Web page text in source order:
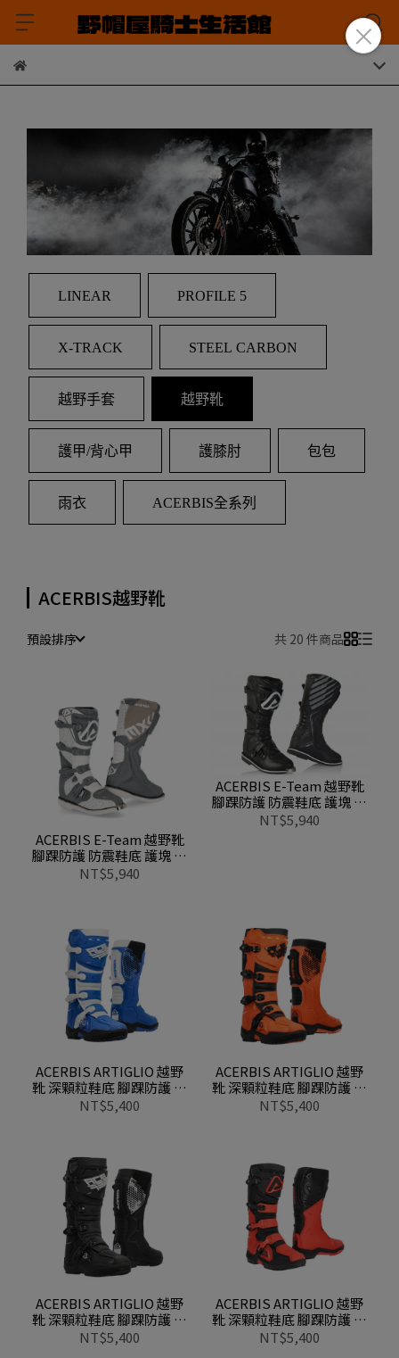
LINEAR PROFILE 5
X-TRACK STEEL CARBON
越野手套 越野靴
護甲/背心甲 護膝肘 包包
雨衣 ACERBIS全系列
ACERBIS越野靴
預設排序 共 20 件商品
ACERBIS E-Team 越野靴
腳踝防護 防震鞋底 護塊 扣
帶 0024551 287灰白
NT$5,940
ACERBIS E-Team 越野靴
腳踝防護 防震鞋底 護塊 扣
帶 0024551 090黑
NT$5,940
ACERBIS ARTIGLIO 越野
靴 深顆粒鞋底 腳踝防護 扣
帶 0030006 245藍白
NT$5,400
ACERBIS ARTIGLIO 越野
靴 深顆粒鞋底 腳踝防護 扣
帶 0030006 209橘黑
NT$5,400
ACERBIS ARTIGLIO 越野
靴 深顆粒鞋底 腳踝防護 扣
帶 0030006 090黑
NT$5,400
ACERBIS ARTIGLIO 越野
靴 深顆粒鞋底 腳踝防護 扣
帶 0030006 349紅黑
NT$5,400